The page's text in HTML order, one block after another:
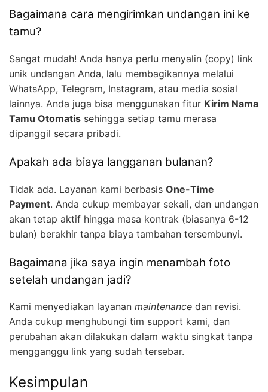
Bagaimana cara mengirimkan undangan ini ke
tamu?
Sangat mudah! Anda hanya perlu menyalin (copy) link
unik undangan Anda, lalu membagikannya melalui
WhatsApp, Telegram, Instagram, atau media sosial
lainnya. Anda juga bisa menggunakan fitur Kirim Nama
Tamu Otomatis sehingga setiap tamu merasa
dipanggil secara pribadi.
Apakah ada biaya langganan bulanan?
Tidak ada. Layanan kami berbasis One-Time
Payment. Anda cukup membayar sekali, dan undangan
akan tetap aktif hingga masa kontrak (biasanya 6-12
bulan) berakhir tanpa biaya tambahan tersembunyi.
Bagaimana jika saya ingin menambah foto
setelah undangan jadi?
Kami menyediakan layanan maintenance dan revisi.
Anda cukup menghubungi tim support kami, dan
perubahan akan dilakukan dalam waktu singkat tanpa
mengganggu link yang sudah tersebar.
Kesimpulan